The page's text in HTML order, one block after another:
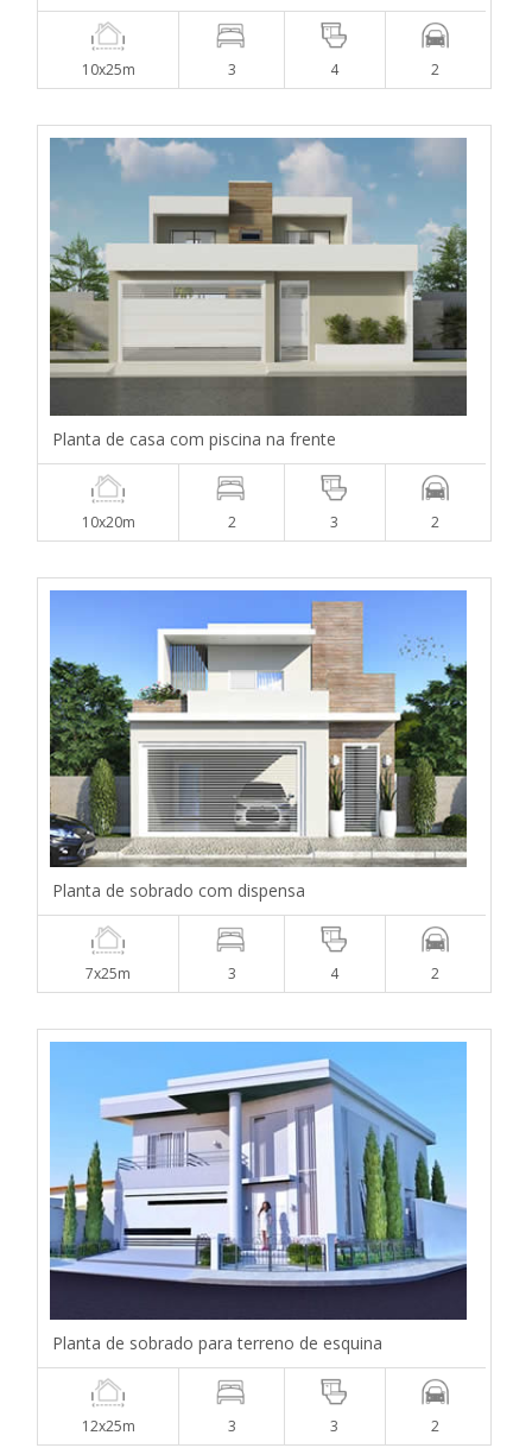
10x25m 3 4 2
Planta de casa com piscina na frente
10x20m 2 3 2
Planta de sobrado com dispensa
7x25m 3 4 2
Planta de sobrado para terreno de esquina
12x25m 3 3 2